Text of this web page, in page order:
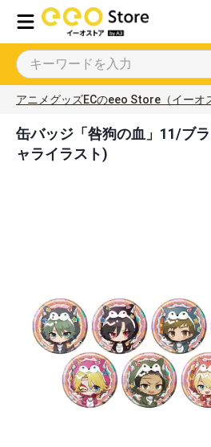
アニメグッズECのeeo Store（イーオ
缶バッジ「咎狗の血」11/ブ
ャライラスト)